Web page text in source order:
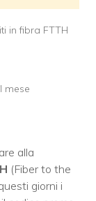
in fibra FTTH
mese
alla
(Fiber to the
giorni i